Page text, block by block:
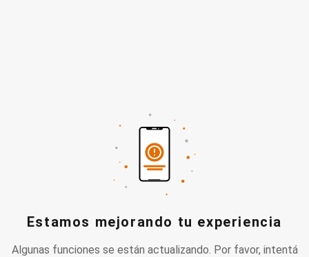
Estamos mejorando tu experiencia
Algunas funciones se están actualizando. Por favor, intentá